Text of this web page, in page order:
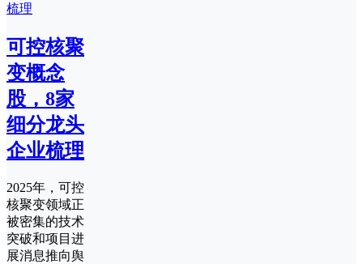
可控核聚
变概念
股，8家
细分龙头
企业梳理
2025年，可控
核聚变领域正
被密集的技术
突破和项目进
展消息推向舆